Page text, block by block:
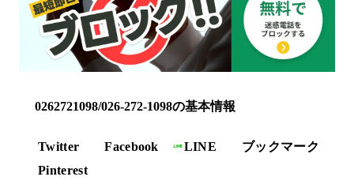
0262721098/026-272-1098の基本情報
Twitter Facebook LINE
ブックマーク
Pinterest